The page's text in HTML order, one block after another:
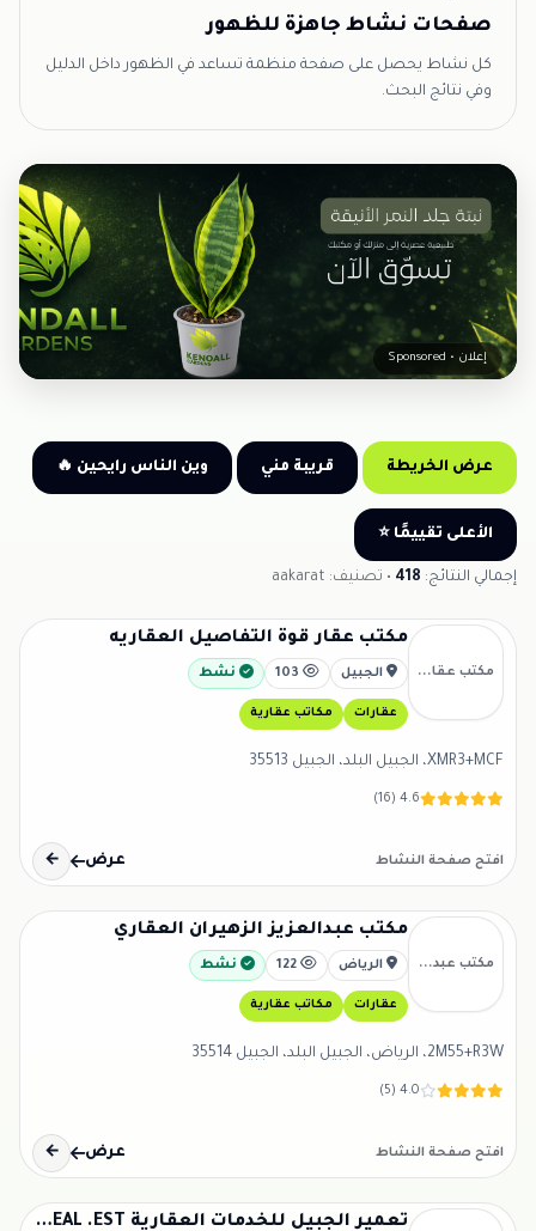
صفحات نشاط جاهزة للظهور
كل نشاط يحصل على صفحة منظمة تساعد في الظهور داخل الدليل
وفي نتائج البحث.
إعلان • Sponsored
عرض الخريطة قريبة مني وين الناس رايحين 🔥
الأعلى تقييمًا ⭐
إجمالي النتائج: 418 • تصنيف: aakarat
مكتب عقا...
مكتب عقار قوة التفاصيل العقاريه
الجبيل نشط
عقارات مكاتب عقارية
XMR3+MCF، الجبيل البلد، الجبيل 35513
4.6 (16)
افتح صفحة النشاط عرض ←
مكتب عبد...
مكتب عبدالعزيز الزهيران العقاري
الرياض نشط
عقارات مكاتب عقارية
2M55+R3W، الرياض، الجبيل البلد، الجبيل 35514
4.0 (5)
افتح صفحة النشاط عرض ←
تعمير الجبيل للخدمات العقارية TAMEER AL-JUBAIL REAL .EST